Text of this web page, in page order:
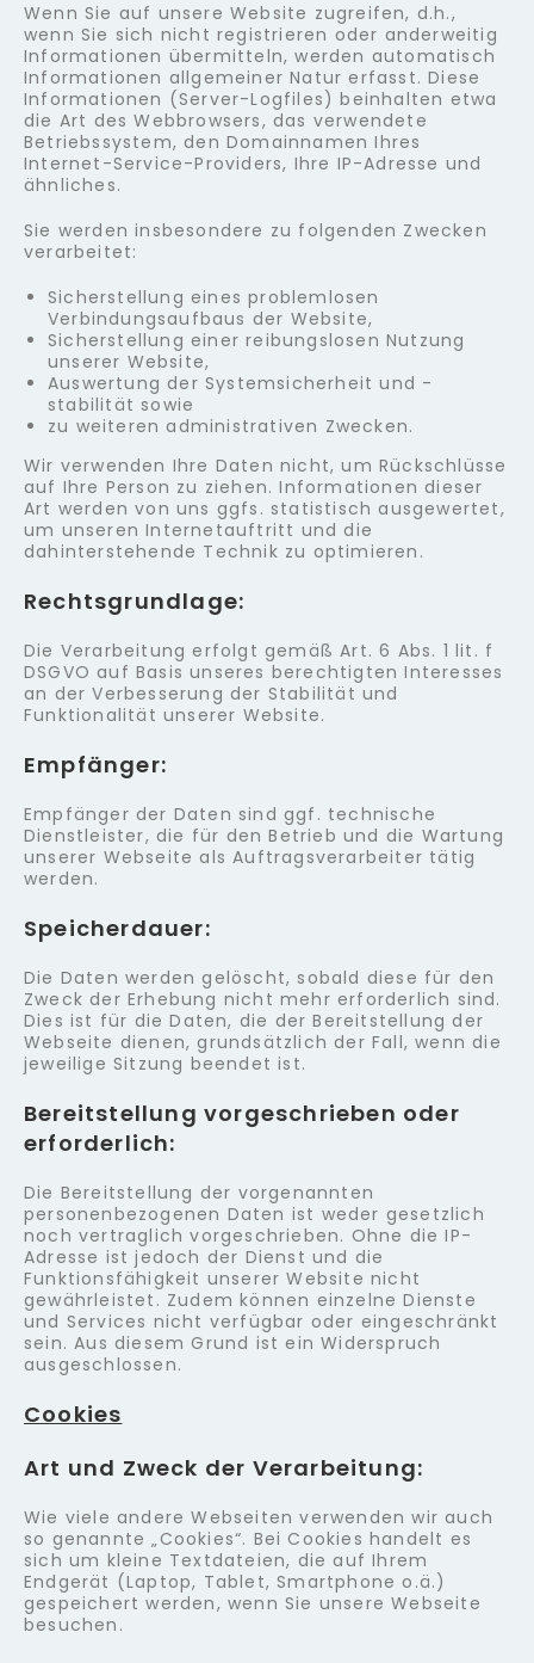
Wenn Sie auf unsere Website zugreifen, d.h.,
wenn Sie sich nicht registrieren oder anderweitig
Informationen übermitteln, werden automatisch
Informationen allgemeiner Natur erfasst. Diese
Informationen (Server-Logfiles) beinhalten etwa
die Art des Webbrowsers, das verwendete
Betriebssystem, den Domainnamen Ihres
Internet-Service-Providers, Ihre IP-Adresse und
ähnliches.
Sie werden insbesondere zu folgenden Zwecken
verarbeitet:
Sicherstellung eines problemlosen
Verbindungsaufbaus der Website,
Sicherstellung einer reibungslosen Nutzung
unserer Website,
Auswertung der Systemsicherheit und -
stabilität sowie
zu weiteren administrativen Zwecken.
Wir verwenden Ihre Daten nicht, um Rückschlüsse
auf Ihre Person zu ziehen. Informationen dieser
Art werden von uns ggfs. statistisch ausgewertet,
um unseren Internetauftritt und die
dahinterstehende Technik zu optimieren.
Rechtsgrundlage:
Die Verarbeitung erfolgt gemäß Art. 6 Abs. 1 lit. f
DSGVO auf Basis unseres berechtigten Interesses
an der Verbesserung der Stabilität und
Funktionalität unserer Website.
Empfänger:
Empfänger der Daten sind ggf. technische
Dienstleister, die für den Betrieb und die Wartung
unserer Webseite als Auftragsverarbeiter tätig
werden.
Speicherdauer:
Die Daten werden gelöscht, sobald diese für den
Zweck der Erhebung nicht mehr erforderlich sind.
Dies ist für die Daten, die der Bereitstellung der
Webseite dienen, grundsätzlich der Fall, wenn die
jeweilige Sitzung beendet ist.
Bereitstellung vorgeschrieben oder
erforderlich:
Die Bereitstellung der vorgenannten
personenbezogenen Daten ist weder gesetzlich
noch vertraglich vorgeschrieben. Ohne die IP-
Adresse ist jedoch der Dienst und die
Funktionsfähigkeit unserer Website nicht
gewährleistet. Zudem können einzelne Dienste
und Services nicht verfügbar oder eingeschränkt
sein. Aus diesem Grund ist ein Widerspruch
ausgeschlossen.
Cookies
Art und Zweck der Verarbeitung:
Wie viele andere Webseiten verwenden wir auch
so genannte „Cookies“. Bei Cookies handelt es
sich um kleine Textdateien, die auf Ihrem
Endgerät (Laptop, Tablet, Smartphone o.ä.)
gespeichert werden, wenn Sie unsere Webseite
besuchen.